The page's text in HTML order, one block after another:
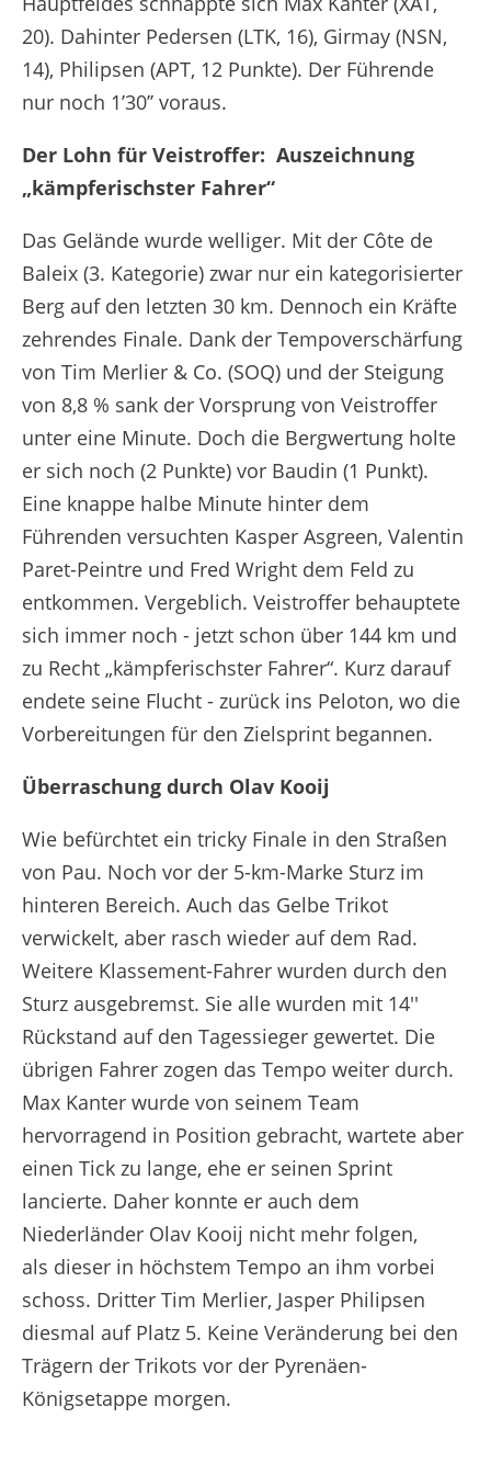
20). Dahinter Pedersen (LTK, 16), Girmay (NSN,
14), Philipsen (APT, 12 Punkte). Der Führende
nur noch 1’30’’ voraus.
Der Lohn für Veistroffer: Auszeichnung
„kämpferischster Fahrer“
Das Gelände wurde welliger. Mit der Côte de
Baleix (3. Kategorie) zwar nur ein kategorisierter
Berg auf den letzten 30 km. Dennoch ein Kräfte
zehrendes Finale. Dank der Tempoverschärfung
von Tim Merlier & Co. (SOQ) und der Steigung
von 8,8 % sank der Vorsprung von Veistroffer
unter eine Minute. Doch die Bergwertung holte
er sich noch (2 Punkte) vor Baudin (1 Punkt).
Eine knappe halbe Minute hinter dem
Führenden versuchten Kasper Asgreen, Valentin
Paret-Peintre und Fred Wright dem Feld zu
entkommen. Vergeblich. Veistroffer behauptete
sich immer noch - jetzt schon über 144 km und
zu Recht „kämpferischster Fahrer“. Kurz darauf
endete seine Flucht - zurück ins Peloton, wo die
Vorbereitungen für den Zielsprint begannen.
Überraschung durch Olav Kooij
Wie befürchtet ein tricky Finale in den Straßen
von Pau. Noch vor der 5-km-Marke Sturz im
hinteren Bereich. Auch das Gelbe Trikot
verwickelt, aber rasch wieder auf dem Rad.
Weitere Klassement-Fahrer wurden durch den
Sturz ausgebremst. Sie alle wurden mit 14''
Rückstand auf den Tagessieger gewertet. Die
übrigen Fahrer zogen das Tempo weiter durch.
Max Kanter wurde von seinem Team
hervorragend in Position gebracht, wartete aber
einen Tick zu lange, ehe er seinen Sprint
lancierte. Daher konnte er auch dem
Niederländer Olav Kooij nicht mehr folgen,
als dieser in höchstem Tempo an ihm vorbei
schoss. Dritter Tim Merlier, Jasper Philipsen
diesmal auf Platz 5. Keine Veränderung bei den
Trägern der Trikots vor der Pyrenäen-
Königsetappe morgen.